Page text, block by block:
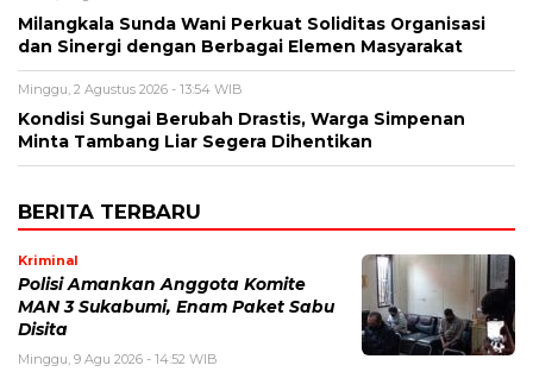
Milangkala Sunda Wani Perkuat Soliditas Organisasi
dan Sinergi dengan Berbagai Elemen Masyarakat
Minggu, 2 Agustus 2026 - 13:54 WIB
Kondisi Sungai Berubah Drastis, Warga Simpenan
Minta Tambang Liar Segera Dihentikan
BERITA TERBARU
Kriminal
Polisi Amankan Anggota Komite
MAN 3 Sukabumi, Enam Paket Sabu
Disita
Minggu, 9 Agu 2026 - 14:52 WIB